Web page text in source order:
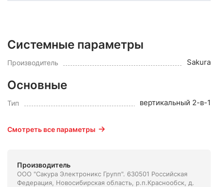
Системные параметры
Производитель Sakura
Основные
Тип вертикальный 2-в-1
Смотреть все параметры
Производитель
ООО "Сакура Электроникс Групп". 630501 Российская
Федерация, Новосибирская область, р.п.Краснообск, д.